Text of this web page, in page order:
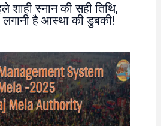
शाही स्नान की सही तिथि,
है आस्था की डुबकी!